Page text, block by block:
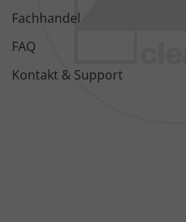
Fachhandel
FAQ
Kontakt & Support